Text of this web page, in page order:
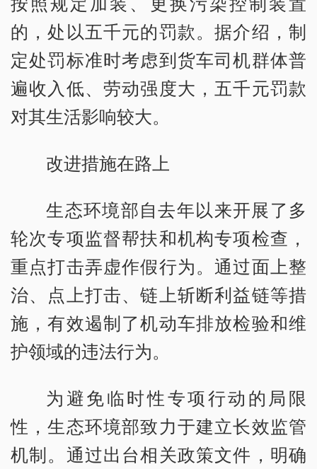
的，处以五千元的罚款。据介绍，制
定处罚标准时考虑到货车司机群体普
遍收入低、劳动强度大，五千元罚款
对其生活影响较大。
改进措施在路上
生态环境部自去年以来开展了多
轮次专项监督帮扶和机构专项检查，
重点打击弄虚作假行为。通过面上整
治、点上打击、链上斩断利益链等措
施，有效遏制了机动车排放检验和维
护领域的违法行为。
为避免临时性专项行动的局限
性，生态环境部致力于建立长效监管
机制。通过出台相关政策文件，明确